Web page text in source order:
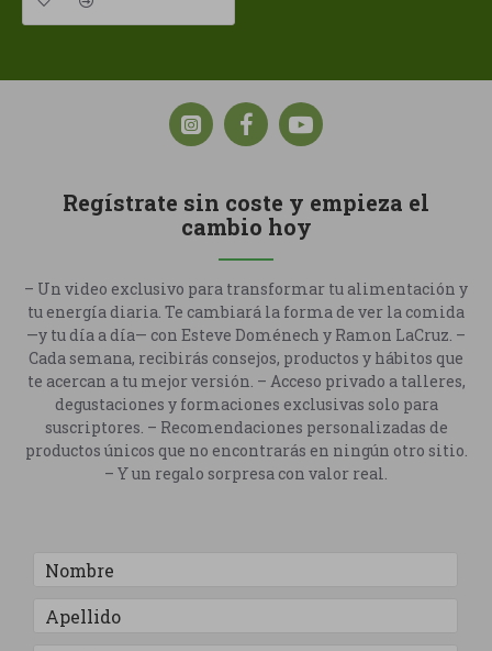
Regístrate sin coste y empieza el
cambio hoy
– Un video exclusivo para transformar tu alimentación y
tu energía diaria. Te cambiará la forma de ver la comida
—y tu día a día— con Esteve Doménech y Ramon LaCruz. –
Cada semana, recibirás consejos, productos y hábitos que
te acercan a tu mejor versión. – Acceso privado a talleres,
degustaciones y formaciones exclusivas solo para
suscriptores. – Recomendaciones personalizadas de
productos únicos que no encontrarás en ningún otro sitio.
– Y un regalo sorpresa con valor real.